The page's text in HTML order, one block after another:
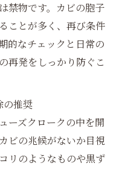
禁物です。カビの胞子
ことが多く、再び条件
的なチェックと日常の
再発をしっかり防ぐこ
の推奨
ーズクロークの中を開
ビの兆候がないか目視
リのようなものや黒ず